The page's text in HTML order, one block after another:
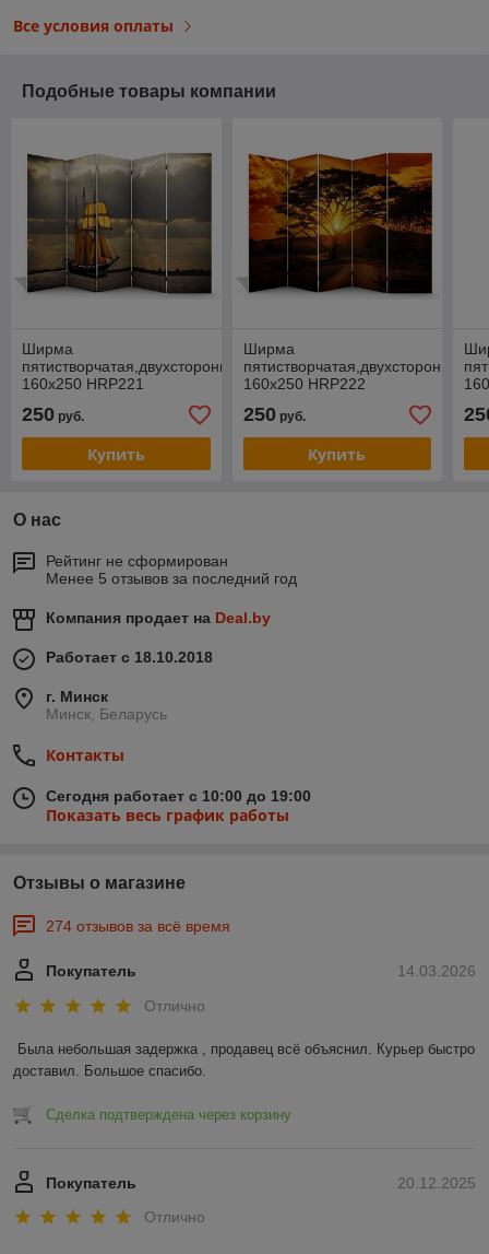
Все условия оплаты
Подобные товары компании
Ширма
пятистворчатая,двухсторонняя
160х250 HRP221
250 руб.
Купить
Ширма
пятистворчатая,двухсторонняя
160х250 HRP222
250руб.
Купить
О нас
Рейтинг не сформирован
Менее 5 отзывов за последний год
Компания продает на Deal.by
Работает с 18.10.2018
г. Минск
Минск, Беларусь
Контакты
Сегодня работает с 10:00 до 19:00
Показать весь график работы
Отзывы о магазине
274 отзывов за всё время
14.03.2026
Покупатель
Отлично
Была небольшая задержка , продавец всё объяснил. Курьер быстро
доставил. Большое спасибо.
Сделка подтверждена через корзину
20.12.2025
Покупатель
Отлично